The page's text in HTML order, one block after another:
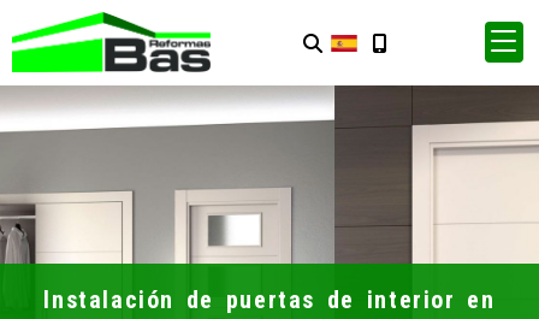
Instalación de puertas de interior en